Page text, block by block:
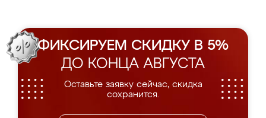
ФИКСИРУЕМ СКИДКУ В 5%
ДО КОНЦА АВГУСТА
Оставьте заявку сейчас, скидка
сохранится.